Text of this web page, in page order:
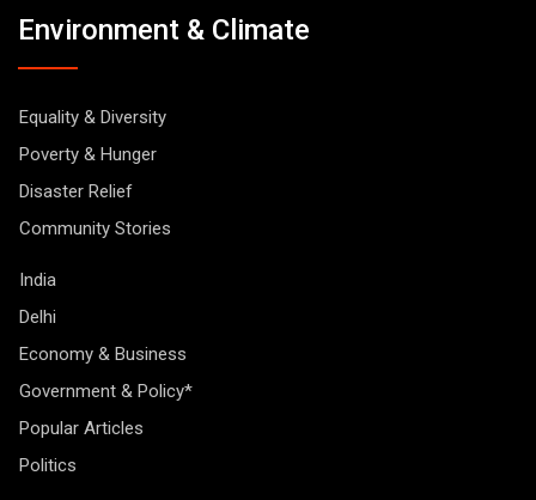
Environment & Climate
Equality & Diversity
Poverty & Hunger
Disaster Relief
Community Stories
India
Delhi
Economy & Business
Government & Policy*
Popular Articles
Politics